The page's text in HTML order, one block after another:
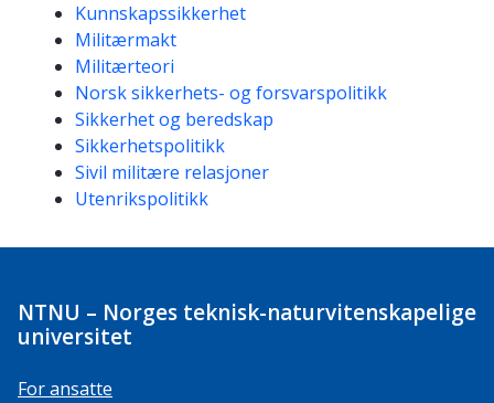
Kunnskapssikkerhet
Militærmakt
Militærteori
Norsk sikkerhets- og forsvarspolitikk
Sikkerhet og beredskap
Sikkerhetspolitikk
Sivil militære relasjoner
Utenrikspolitikk
NTNU – Norges teknisk-naturvitenskapelige
universitet
For ansatte